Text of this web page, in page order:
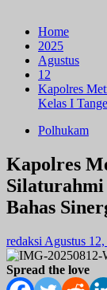
Home
2025
Agustus
12
Kapolres
Kelas I
Polhukam
Kapolres
Silaturahmi
Bahas
redaksi Agustus
Spread the love